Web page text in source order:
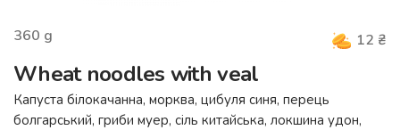
360 g 12 ₴
Wheat noodles with veal
Капуста білокачанна, морква, цибуля синя, перець
болгарський, гриби муер, сіль китайська, локшина удон,